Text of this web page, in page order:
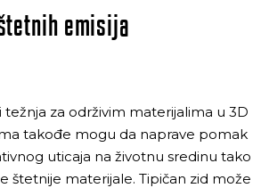
emisija
za održivim materijalima u 3D
takođe mogu da naprave pomak
uticaja na životnu sredinu tako
štetnije materijale. Tipičan zid može